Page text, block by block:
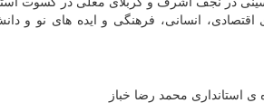
انسانی، فرهنگی و ایده های نو و
استانداری محمد رضا خباز